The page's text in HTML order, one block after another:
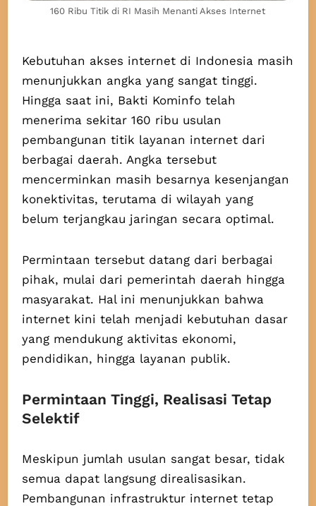
160 Ribu Titik di RI Masih Menanti Akses Internet
Kebutuhan akses internet di Indonesia masih
menunjukkan angka yang sangat tinggi.
Hingga saat ini, Bakti Kominfo telah
menerima sekitar 160 ribu usulan
pembangunan titik layanan internet dari
berbagai daerah. Angka tersebut
mencerminkan masih besarnya kesenjangan
konektivitas, terutama di wilayah yang
belum terjangkau jaringan secara optimal.
Permintaan tersebut datang dari berbagai
pihak, mulai dari pemerintah daerah hingga
masyarakat. Hal ini menunjukkan bahwa
internet kini telah menjadi kebutuhan dasar
yang mendukung aktivitas ekonomi,
pendidikan, hingga layanan publik.
Permintaan Tinggi, Realisasi Tetap
Selektif
Meskipun jumlah usulan sangat besar, tidak
semua dapat langsung direalisasikan.
Pembangunan infrastruktur internet tetap